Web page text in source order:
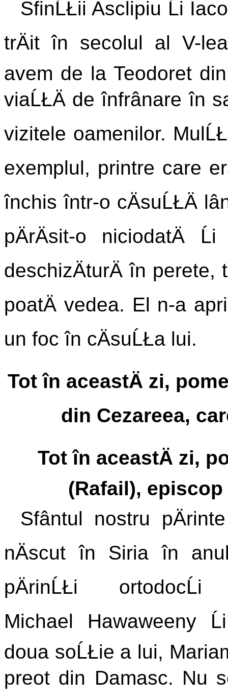
SfinĹŁii Asclipiu Ĺi
trÄit în secolul al V-
avem de la Teodoret
viaĹŁÄ de înfrânare în
vizitele oamenilor.
exemplul, printre care
închis într-o cÄsuĹŁÄ
pÄrÄsit-o niciodatÄ
deschizÄturÄ în perete,
poatÄ vedea. El n-a
un foc în cÄsuĹŁa lui.
Tot în aceastÄ zi,
din Cezareea,
Tot în aceastÄ zi,
(Rafail),
Sfântul nostru
nÄscut în Siria în
pÄrinĹŁi ortodocĹi
Michael Hawaweeny
doua soĹŁie a lui,
preot din Damasc. Nu